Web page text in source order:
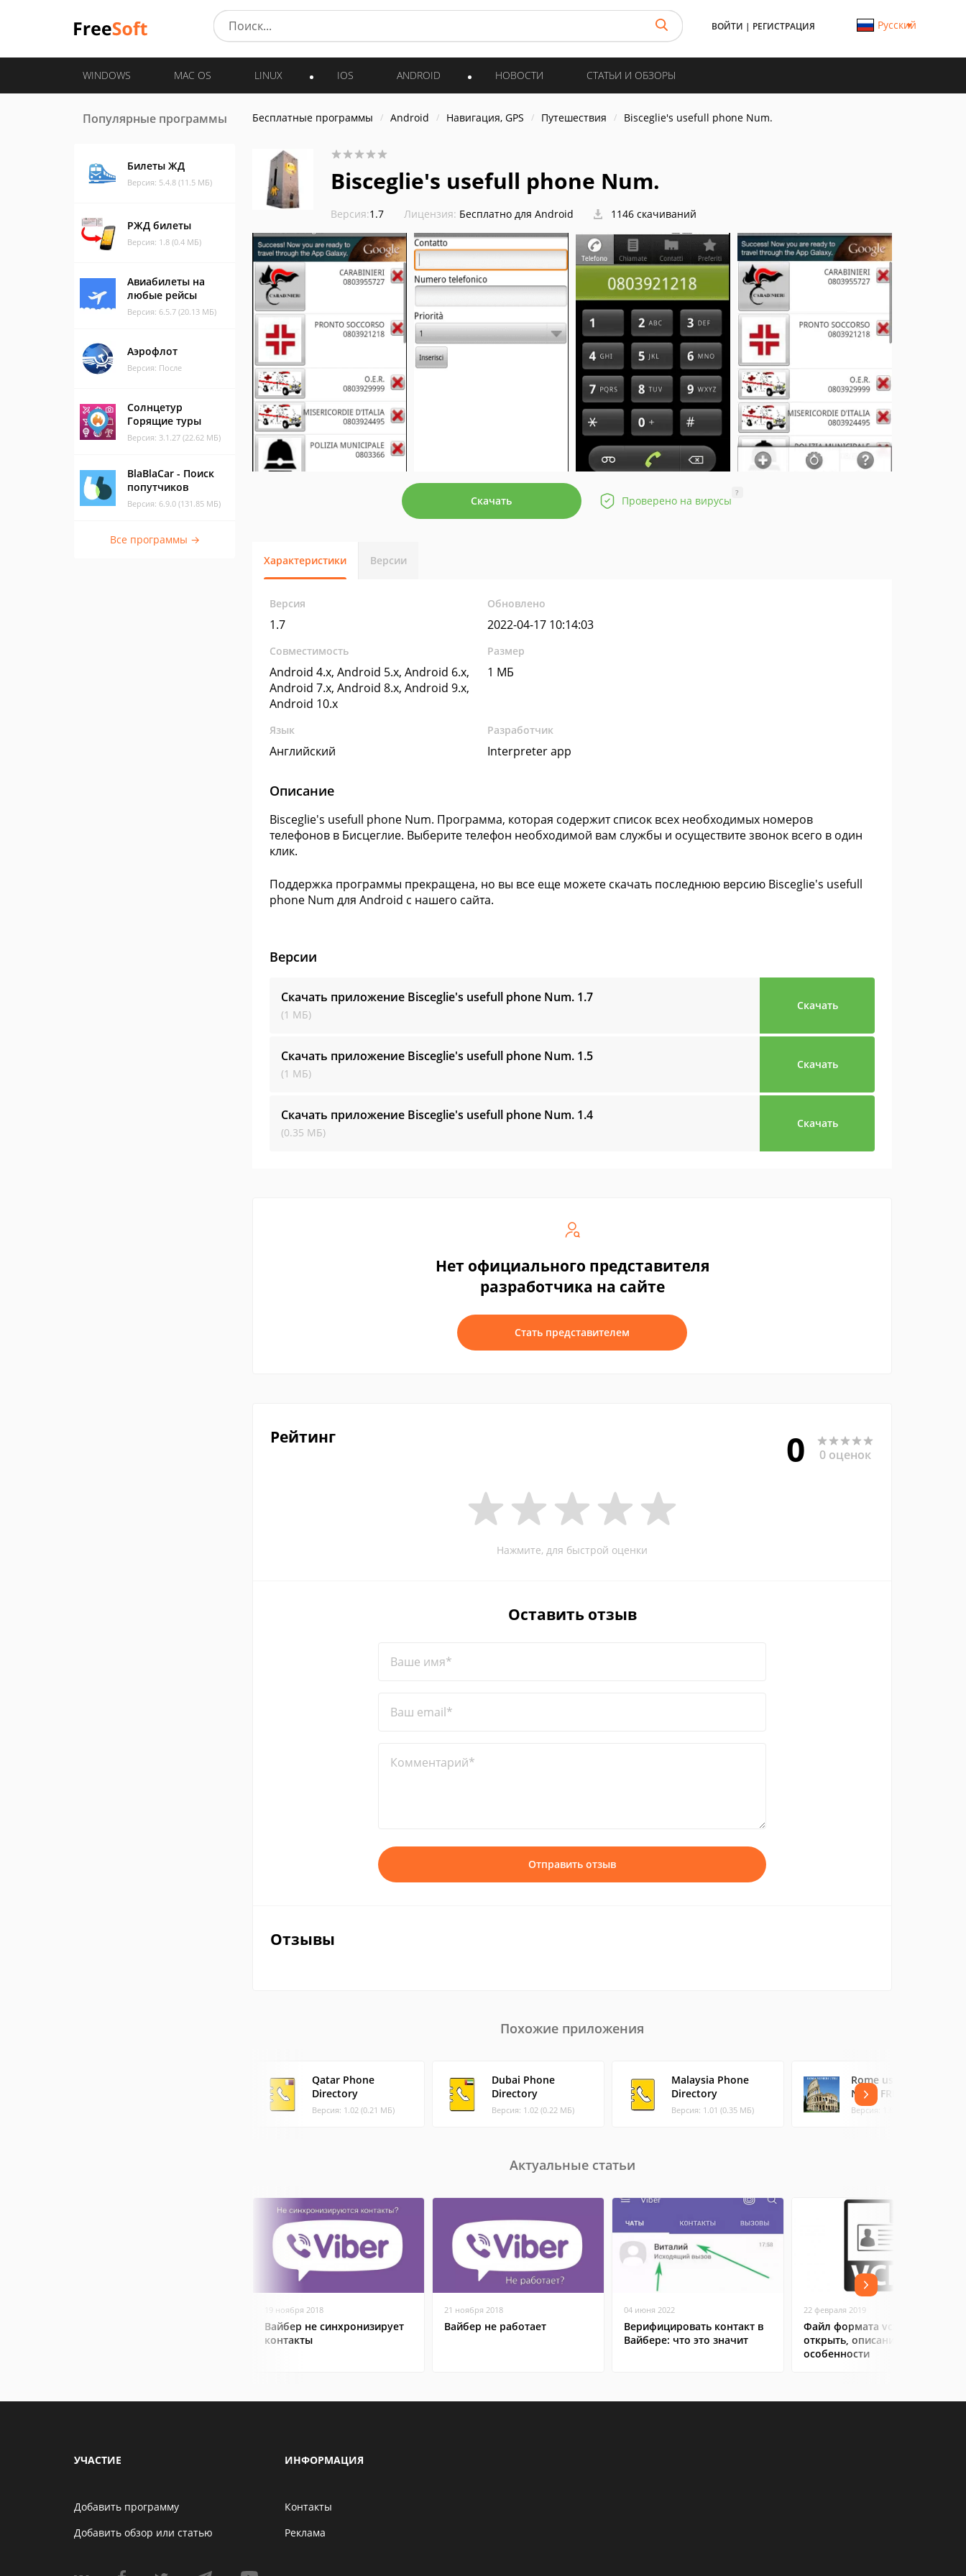
ВОЙТИ | РЕГИСТРАЦИЯ Русский
WINDOWS MAC OS LINUX IOS ANDROID НОВОСТИ СТАТЬИ И ОБЗОРЫ
Популярные программы
Билеты ЖД
Версия: 5.4.8 (11.5 МБ)
РЖД билеты
Версия: 1.8 (0.4 МБ)
Авиабилеты на
любые рейсы
Версия: 6.5.7 (20.13 МБ)
Аэрофлот
Версия: После
Солнцетур
Горящие туры
Версия: 3.1.27 (22.62 МБ)
BlaBlaCar - Поиск
попутчиков
Версия: 6.9.0 (131.85 МБ)
Все программы →
Бесплатные программы Android Навигация, GPS Путешествия Bisceglie's usefull phone Num.
Bisceglie's usefull phone Num.
Версия:1.7 Лицензия: Бесплатно для Android 1146 скачиваний
Скачать Проверено на вирусы
?
Характеристики Версии
Версия
1.7
Обновлено
2022-04-17 10:14:03
Совместимость
Android 4.x, Android 5.x, Android 6.x,
Android 7.x, Android 8.x, Android 9.x,
Android 10.x
Размер
1 МБ
Язык
Английский
Разработчик
Interpreter app
Описание
Bisceglie's usefull phone Num. Программа, которая содержит список всех необходимых номеров
телефонов в Бисцеглие. Выберите телефон необходимой вам службы и осуществите звонок всего в один
клик.
Поддержка программы прекращена, но вы все еще можете скачать последнюю версию Bisceglie's usefull
phone Num для Android с нашего сайта.
Версии
Скачать приложение Bisceglie's usefull phone Num. 1.7
(1 МБ)
Скачать
Скачать приложение Bisceglie's usefull phone Num. 1.5
(1 МБ)
Скачать
Скачать приложение Bisceglie's usefull phone Num. 1.4
(0.35 МБ)
Скачать
Нет официального представителя
разработчика на сайте
Стать представителем
Рейтинг 0 0 оценок
Нажмите, для быстрой оценки
Оставить отзыв
Ваше имя*
Ваш email*
Комментарий*
Отправить отзыв
Отзывы
Похожие приложения
Qatar Phone
Directory
Версия: 1.02 (0.21 МБ)
Dubai Phone
Directory
Версия: 1.02 (0.22 МБ)
Malaysia Phone
Directory
Версия: 1.01 (0.35 МБ)
Rome usefull phone
Num. FREE
Версия: 1.8 (1.5 МБ)
Актуальные статьи
19 ноября 2018
Вайбер не синхронизирует
контакты
21 ноября 2018
Вайбер не работает
04 июня 2022
Верифицировать контакт в
Вайбере: что это значит
22 февраля 2019
Файл формата vcf: чем
открыть, описание,
особенности
УЧАСТИЕ
Добавить программу
Добавить обзор или статью
ИНФОРМАЦИЯ
Контакты
Реклама